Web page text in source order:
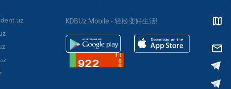
KDBUz Mobile - 轻松变好生活!